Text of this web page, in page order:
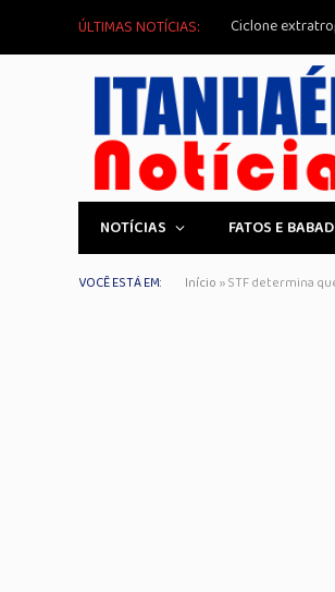
ÚLTIMAS NOTÍCIAS:
NOTÍCIAS FATOS E
VOCÊ ESTÁ EM: Início »STF determina